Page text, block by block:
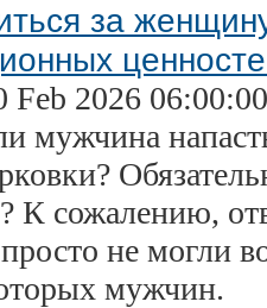
за
2026
мужчина
К сожалению,
не могли
мужчин.